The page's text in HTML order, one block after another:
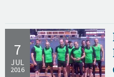
7
JUL
2016